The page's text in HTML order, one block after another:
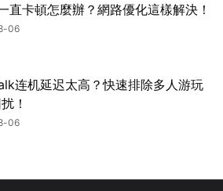
直卡頓怎麼辦？網路優化這樣解決！
06
连机延迟太高？快速排除多人游玩
！
06